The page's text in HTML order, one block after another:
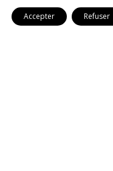
Accepter Refuser